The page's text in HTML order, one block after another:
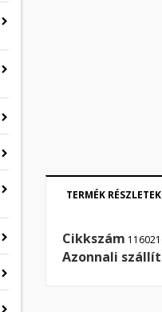
TERMÉK RÉSZLETEK
Cikkszám
Azonnali